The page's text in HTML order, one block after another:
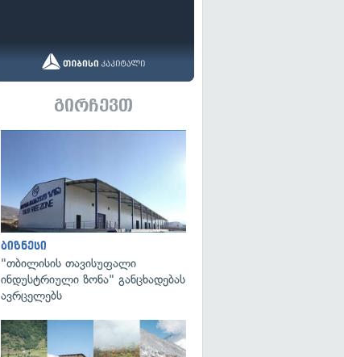
გირჩევთ
ბიზნესი
"თბილისის თავისუფალი
ინდუსტრიული ზონა" განცხადებას
ავრცელებს